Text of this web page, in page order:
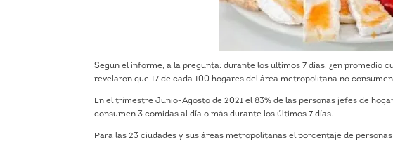
Según el informe, a la pregunta: durante los últimos 7 días, ¿en promedio
revelaron que 17 de cada 100 hogares del área metropolitana no
En el trimestre Junio-Agosto de 2021 el 83% de las personas jefes de
consumen 3 comidas al día o más durante los últimos 7 días.
Para las 23 ciudades y sus áreas metropolitanas el porcentaje de